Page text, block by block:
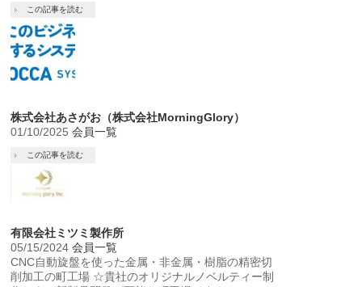
この記事を読む
株式会社あさがお（株式会社MorningGlory）
01/10/2025 会員一覧
この記事を読む
有限会社ミツミ製作所
05/15/2024 会員一覧
CNC自動旋盤を使った金属・非金属・樹脂の精密切
削加工の町工場 ☆貴社のオリジナルノベルティー制